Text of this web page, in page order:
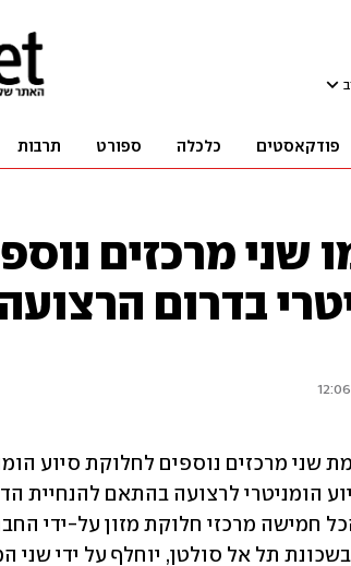
פודקאסטים כלכלה ספורט תרבות
שני מרכזים
בדרום